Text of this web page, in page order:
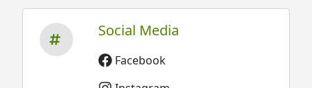
Social Media
Facebook